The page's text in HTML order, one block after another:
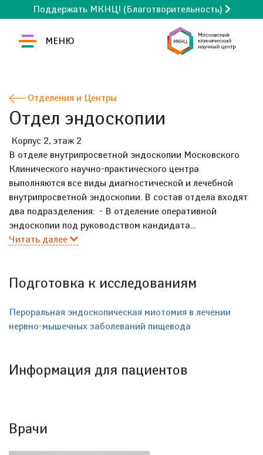
Поддержать МКНЦ! (Благотворительность)
МЕНЮ
Отделения и Центры
Отдел эндоскопии
Корпус 2, этаж 2
В отделе внутрипросветной эндоскопии Московского
Клинического научно-практического центра
выполняются все виды диагностической и лечебной
внутрипросветной эндоскопии. В состав отдела входят
два подразделения: - В отделение оперативной
эндоскопии под руководством кандидата...
Читать далее
Подготовка к исследованиям
Пероральная эндоскопическая миотомия в лечении
нервно-мышечных заболеваний пищевода
Информация для пациентов
Врачи